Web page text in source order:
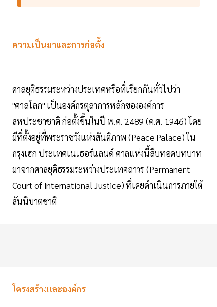
ความเป็นมาและการก่อตั้ง
ศาลยุติธรรมระหว่างประเทศหรือที่เรียกกันทั่วไปว่า
"ศาลโลก" เป็นองค์กรตุลาการหลักขององค์การ
สหประชาชาติ ก่อตั้งขึ้นในปี พ.ศ. 2489 (ค.ศ. 1946) โดย
มีที่ตั้งอยู่ที่พระราชวังแห่งสันติภาพ (Peace Palace) ใน
กรุงเฮก ประเทศเนเธอร์แลนด์ ศาลแห่งนี้สืบทอดบทบาท
มาจากศาลยุติธรรมระหว่างประเทศถาวร (Permanent
Court of International Justice) ที่เคยดำเนินการภายใต้
สันนิบาตชาติ
โครงสร้างและองค์กร